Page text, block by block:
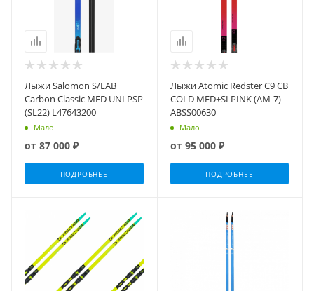
Лыжи Salomon S/LAB
Carbon Classic MED UNI PSP
(SL22) L47643200
Мало
от 87 000 ₽
ПОДРОБНЕЕ
Лыжи Atomic Redster C9 CB
COLD MED+SI PINK (AM-7)
ABSS00630
Мало
от 95 000 ₽
ПОДРОБНЕЕ